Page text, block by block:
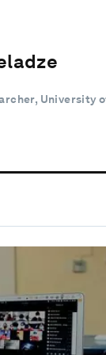
University